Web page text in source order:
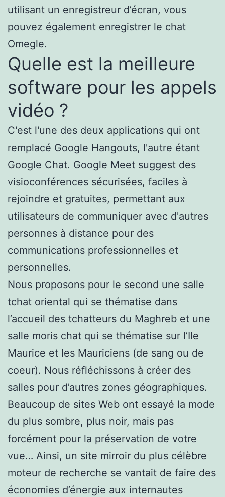
utilisant un enregistreur d’écran, vous
pouvez également enregistrer le chat
Omegle.
Quelle est la meilleure
software pour les appels
vidéo ?
C'est l'une des deux applications qui ont
remplacé Google Hangouts, l'autre étant
Google Chat. Google Meet suggest des
visioconférences sécurisées, faciles à
rejoindre et gratuites, permettant aux
utilisateurs de communiquer avec d'autres
personnes à distance pour des
communications professionnelles et
personnelles.
Nous proposons pour le second une salle
tchat oriental qui se thématise dans
l’accueil des tchatteurs du Maghreb et une
salle moris chat qui se thématise sur l’Ile
Maurice et les Mauriciens (de sang ou de
coeur). Nous réfléchissons à créer des
salles pour d’autres zones géographiques.
Beaucoup de sites Web ont essayé la mode
du plus sombre, plus noir, mais pas
forcément pour la préservation de votre
vue… Ainsi, un site mirroir du plus célèbre
moteur de recherche se vantait de faire des
économies d’énergie aux internautes